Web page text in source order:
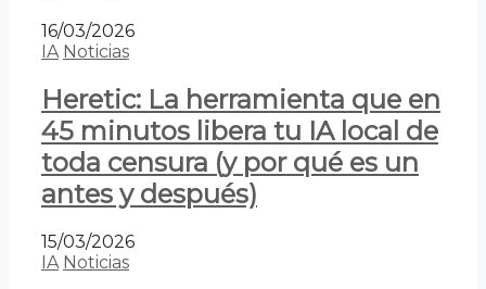
16/03/2026
IA Noticias
Heretic: La herramienta que en
45 minutos libera tu IA local de
toda censura (y por qué es un
antes y después)
15/03/2026
IA Noticias